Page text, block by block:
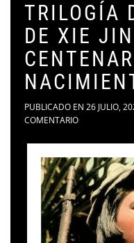
TRILOGÍA
DE XIE
PUBLICADO EN 26 JULIO,
COMENTARIO